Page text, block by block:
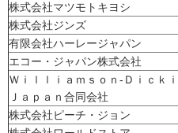
株式会社マツモトキヨシ
株式会社ジンズ
有限会社ハーレージャパン
エコー・ジャパン株式会社
Ｗｉｌｌｉａｍｓｏｎ-Ｄｉｃｋ
Ｊａｐａｎ合同会社
株式会社ピーチ・ジョン